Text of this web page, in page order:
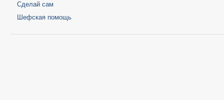
Сделай сам
Шефская помощь